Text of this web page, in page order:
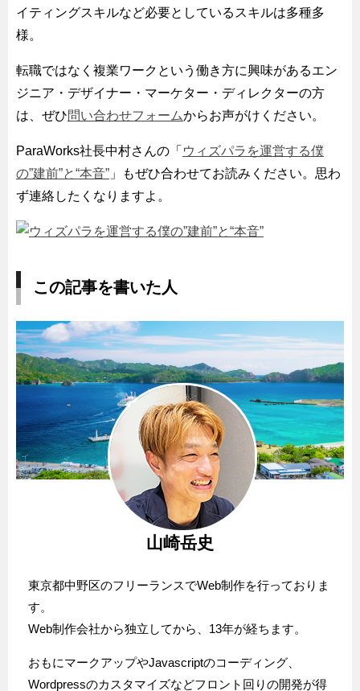
イティングスキルなど必要としているスキルは多種多
様。
転職ではなく複業ワークという働き方に興味があるエン
ジニア・デザイナー・マーケター・ディレクターの方
は、ぜひ問い合わせフォームからお声がけください。
ParaWorks社長中村さんの「 ウィズパラを運営する僕
の”建前”と“本音” 」もぜひ合わせてお読みください。思わ
ず連絡したくなりますよ。
この記事を書いた人
山崎岳史
東京都中野区のフリーランスでWeb制作を行っておりま
す。
Web制作会社から独立してから、13年が経ちます。
おもにマークアップやJavascriptのコーディング、
Wordpressのカスタマイズなどフロント回りの開発が得